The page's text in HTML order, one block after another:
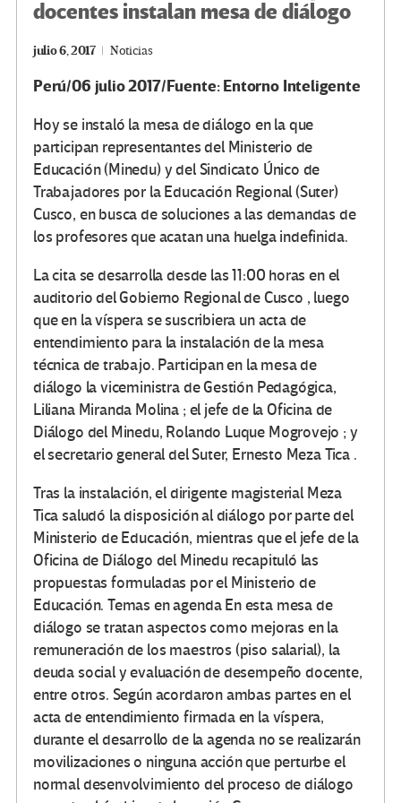
docentes instalan mesa de diálogo
julio 6, 2017 Noticias
Perú/06 julio 2017/Fuente: Entorno Inteligente
Hoy se instaló la mesa de diálogo en la que
participan representantes del Ministerio de
Educación (Minedu) y del Sindicato Único de
Trabajadores por la Educación Regional (Suter)
Cusco, en busca de soluciones a las demandas de
los profesores que acatan una huelga indefinida.
La cita se desarrolla desde las 11:00 horas en el
auditorio del Gobierno Regional de Cusco , luego
que en la víspera se suscribiera un acta de
entendimiento para la instalación de la mesa
técnica de trabajo. Participan en la mesa de
diálogo la viceministra de Gestión Pedagógica,
Liliana Miranda Molina ; el jefe de la Oficina de
Diálogo del Minedu, Rolando Luque Mogrovejo ; y
el secretario general del Suter, Ernesto Meza Tica .
Tras la instalación, el dirigente magisterial Meza
Tica saludó la disposición al diálogo por parte del
Ministerio de Educación, mientras que el jefe de la
Oficina de Diálogo del Minedu recapituló las
propuestas formuladas por el Ministerio de
Educación. Temas en agenda En esta mesa de
diálogo se tratan aspectos como mejoras en la
remuneración de los maestros (piso salarial), la
deuda social y evaluación de desempeño docente,
entre otros. Según acordaron ambas partes en el
acta de entendimiento firmada en la víspera,
durante el desarrollo de la agenda no se realizarán
movilizaciones o ninguna acción que perturbe el
normal desenvolvimiento del proceso de diálogo